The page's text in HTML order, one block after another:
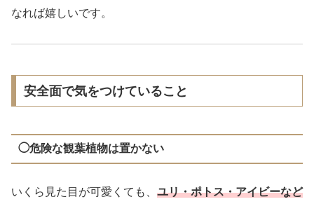
なれば嬉しいです。
安全面で気をつけていること
◯危険な観葉植物は置かない
いくら見た目が可愛くても、 ユリ・ポトス・アイビーなど